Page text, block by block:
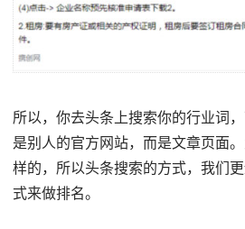
所以，你去头条上搜索你的行业词
是别人的官方网站，而是文章页面
样的，所以头条搜索的方式，我们
式来做排名。